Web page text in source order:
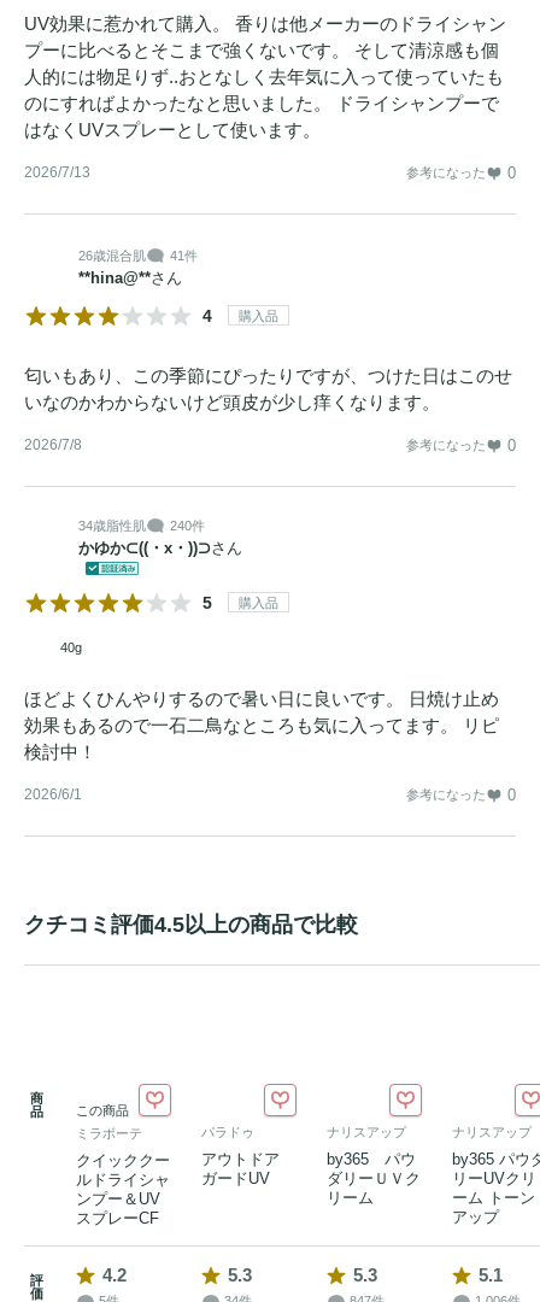
UV効果に惹かれて購入。 香りは他メーカーのドライシャン
プーに比べるとそこまで強くないです。 そして清涼感も個
人的には物足りず..おとなしく去年気に入って使っていたも
のにすればよかったなと思いました。 ドライシャンプーで
はなくUVスプレーとして使います。
2026/7/13 参考になった 0
26歳混合肌 41件
**hina@**さん
4 購入品
匂いもあり、この季節にぴったりですが、つけた日はこのせ
いなのかわからないけど頭皮が少し痒くなります。
2026/7/8 参考になった 0
34歳脂性肌 240件
かゆか⊂((・x・))⊃さん
5 購入品
40g
ほどよくひんやりするので暑い日に良いです。 日焼け止め
効果もあるので一石二鳥なところも気に入ってます。 リピ
検討中！
2026/6/1 参考になった 0
クチコミ評価4.5以上の商品で比較
商
品
この商品
ミラボーテ
クイッククー
ルドライシャ
ンプー＆UV
スプレーCF
パラドゥ
アウトドア
ガードUV
ナリスアップ
by365 パウ
ダリーＵＶク
リーム
ナリスアップ
by365 パウ
リーUVクリ
ーム トーン
アップ
評
価
4.2 5.3 5.3 5.1